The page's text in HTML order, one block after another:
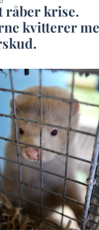
råber krise.
kvitterer